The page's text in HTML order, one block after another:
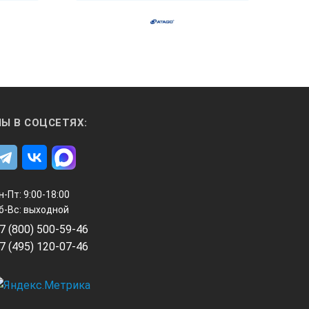
В СОЦСЕТЯХ:
Пт: 9:00-18:00
Вс: выходной
(800) 500-59-46
(495) 120-07-46